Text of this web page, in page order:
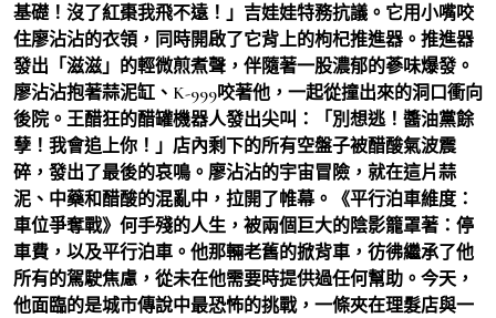
基礎！沒了紅棗我飛不遠！」吉娃娃特務抗議。它用小嘴咬
住廖沾沾的衣領，同時開啟了它背上的枸杞推進器。推進器
發出「滋滋」的輕微煎煮聲，伴隨著一股濃郁的蔘味爆發。
廖沾沾抱著蒜泥缸、K-999咬著他，一起從撞出來的洞口衝向
後院。王醋狂的醋罐機器人發出尖叫：「別想逃！醬油黨餘
孽！我會追上你！」店內剩下的所有空盤子被醋酸氣波震
碎，發出了最後的哀鳴。廖沾沾的宇宙冒險，就在這片蒜
泥、中藥和醋酸的混亂中，拉開了帷幕。《平行泊車維度：
車位爭奪戰》何手殘的人生，被兩個巨大的陰影籠罩著：停
車費，以及平行泊車。他那輛老舊的掀背車，彷彿繼承了他
所有的駕駛焦慮，從未在他需要時提供過任何幫助。今天，
他面臨的是城市傳說中最恐怖的挑戰，一條夾在理髮店與一